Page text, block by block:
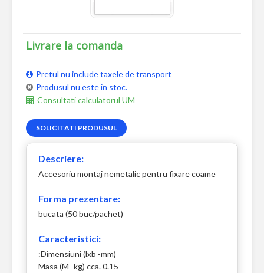
Livrare la comanda
Pretul nu include taxele de transport
Produsul nu este in stoc.
Consultati calculatorul UM
SOLICITATI PRODUSUL
Descriere:
Accesoriu montaj nemetalic pentru fixare coame
Forma prezentare:
bucata (50 buc/pachet)
Caracteristici:
:Dimensiuni (lxb -mm)
Masa (M- kg) cca. 0.15